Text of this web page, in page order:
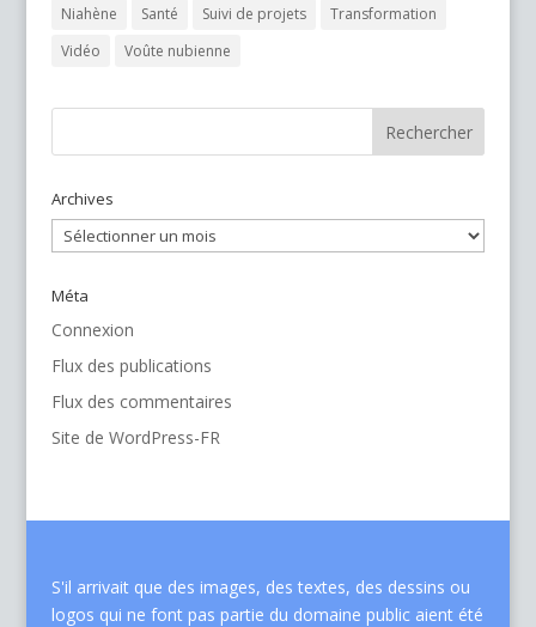
Niahène
Santé Suivi de projets
Transformation
Vidéo
Voûte nubienne
Archives
Archives
Méta
Connexion
Flux des publications
Flux des commentaires
Site de WordPress-FR
S'il arrivait que des images, des textes, des dessins ou
logos qui ne font pas partie du domaine public aient été